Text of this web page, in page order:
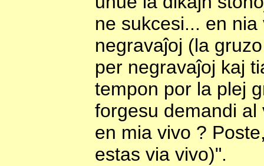
ne sukcesi... en
negravaĵoj (la
per negravaĵoj kaj
tempon por la plej
forgesu demandi
en mia vivo ?
estas via vivo)".